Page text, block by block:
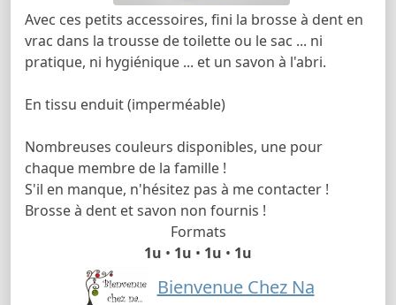
Avec ces petits accessoires, fini la brosse à dent en
vrac dans la trousse de toilette ou le sac ... ni
pratique, ni hygiénique ... et un savon à l'abri.
En tissu enduit (imperméable)
Nombreuses couleurs disponibles, une pour
chaque membre de la famille !
S'il en manque, n'hésitez pas à me contacter !
Brosse à dent et savon non fournis !
Formats
1u • 1u • 1u • 1u
Bienvenue Chez Na